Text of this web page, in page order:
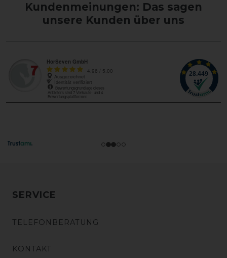
Kundenmeinungen: Das sagen
unsere Kunden über uns
SERVICE
TELEFONBERATUNG
KONTAKT